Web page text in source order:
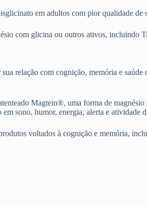
em adultos com pior qualidade
com glicina ou outros ativos, incluindo
relação com cognição, memória e
Magtein®, uma forma de
sono, humor, energia, alerta e atividade
voltados à cognição e memória,